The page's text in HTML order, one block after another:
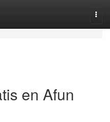
en Afun